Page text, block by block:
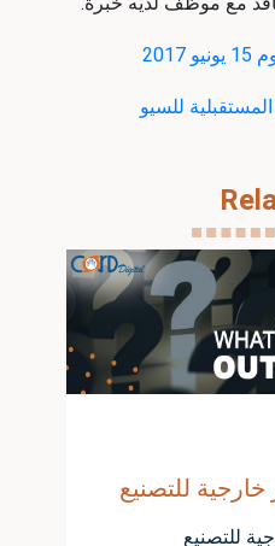
للسيو
خارجية للتصنيع
للتصنيع